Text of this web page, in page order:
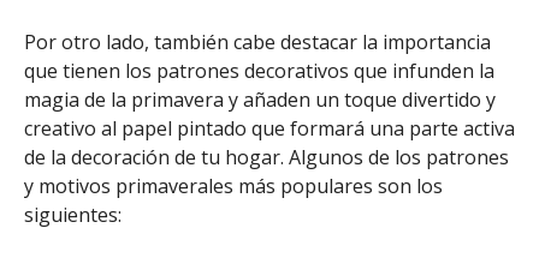
Por otro lado, también cabe destacar la importancia
que tienen los patrones decorativos que infunden la
magia de la primavera y añaden un toque divertido y
creativo al papel pintado que formará una parte activa
de la decoración de tu hogar. Algunos de los patrones
y motivos primaverales más populares son los
siguientes: